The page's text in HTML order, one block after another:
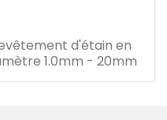
d'étain en
1.0mm - 20mm